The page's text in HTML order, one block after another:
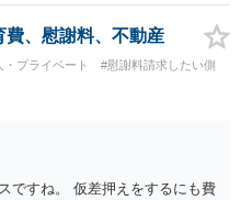
費、慰謝料、不動産
・プライベート
#慰謝料請求したい側
ですね。 仮差押えをするにも費